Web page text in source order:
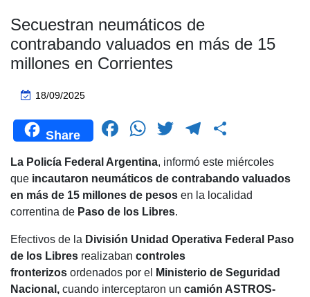
Secuestran neumáticos de
contrabando valuados en más de 15
millones en Corrientes
18/09/2025
Share
F
c
e
b
o
o
k
W
at
s
A
p
p
T
wi
tt
er
T
e
gr
m
o
m
p
tir
La Policía Federal Argentina, informó este miércoles
que incautaron neumáticos de contrabando valuados
en más de 15 millones de pesos en la localidad
correntina de Paso de los Libres.
Efectivos de la División Unidad Operativa Federal Paso
de los Libres realizaban controles
fronterizos ordenados por el
Ministerio de Seguridad
Nacional, cuando interceptaron un camión ASTROS-